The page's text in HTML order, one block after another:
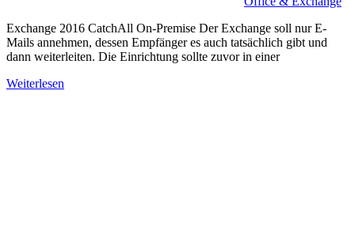
Exchange 2016 CatchAll On-Premise Der Exchange soll nur E-
Mails annehmen, dessen Empfänger es auch tatsächlich gibt und
dann weiterleiten. Die Einrichtung sollte zuvor in einer
Weiterlesen